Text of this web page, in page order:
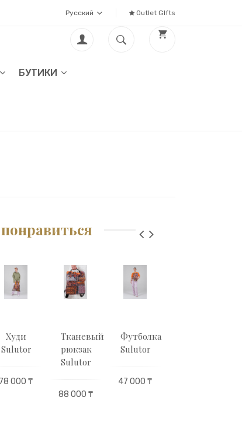
Русский Outlet GIfts
БУТИКИ
Худи
Sulutor
78 000 ₸
Тканевый
рюкзак
Sulutor
88 000 ₸
Футболка
Sulutor
47 000 ₸